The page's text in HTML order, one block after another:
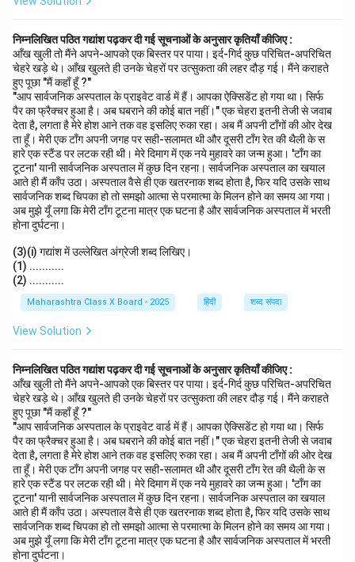
निम्नलिखित पठित गद्यांश पढ़कर दी गई सूचनाओं के अनुसार कृतियाँ कीजिए :
आँख खुली तो मैंने अपने-आपको एक बिस्तर पर पाया। इर्द-गिर्द कुछ परिचित-अपरिचित
चेहरे खड़े थे। आँख खुलते ही उनके चेहरों पर उत्सुकता की लहर दौड़ गई। मैंने कराहते
हुए पूछा "मैं कहाँ हूँ ?"
"आप सार्वजनिक अस्पताल के प्राइवेट वार्ड में हैं। आपका ऐक्सिडेंट हो गया था। सिर्फ
पैर का फ्रैक्चर हुआ है। अब घबराने की कोई बात नहीं।" एक चेहरा इतनी तेजी से जवाब
देता है, लगता है मेरे होश आने तक वह इसलिए रुका रहा। अब मैं अपनी टाँगों की ओर देख
ता हूँ। मेरी एक टाँग अपनी जगह पर सही-सलामत थी और दूसरी टाँग रेत की थैली के स
हारे एक स्टैंड पर लटक रही थी। मेरे दिमाग में एक नये मुहावरे का जन्म हुआ। 'टाँग का
टूटना' यानी सार्वजनिक अस्पताल में कुछ दिन रहना। सार्वजनिक अस्पताल का खयाल
आते ही मैं काँप उठा। अस्पताल वैसे ही एक खतरनाक शब्द होता है, फिर यदि उसके साथ
सार्वजनिक शब्द चिपका हो तो समझो आत्मा से परमात्मा के मिलन होने का समय आ गया।
अब मुझे यूँ लगा कि मेरी टाँग टूटना मात्र एक घटना है और सार्वजनिक अस्पताल में भरती
होना दुर्घटना।
(3)(i) गद्यांश में उल्लेखित अंग्रेजी शब्द लिखिए।
(1) ...........
(2) ...........
Maharashtra Class X Board - 2025 हिंदी शब्द संपदा
View Solution
निम्नलिखित पठित गद्यांश पढ़कर दी गई सूचनाओं के अनुसार कृतियाँ कीजिए :
आँख खुली तो मैंने अपने-आपको एक बिस्तर पर पाया। इर्द-गिर्द कुछ परिचित-अपरिचित
चेहरे खड़े थे। आँख खुलते ही उनके चेहरों पर उत्सुकता की लहर दौड़ गई। मैंने कराहते
हुए पूछा "मैं कहाँ हूँ ?"
"आप सार्वजनिक अस्पताल के प्राइवेट वार्ड में हैं। आपका ऐक्सिडेंट हो गया था। सिर्फ
पैर का फ्रैक्चर हुआ है। अब घबराने की कोई बात नहीं।" एक चेहरा इतनी तेजी से जवाब
देता है, लगता है मेरे होश आने तक वह इसलिए रुका रहा। अब मैं अपनी टाँगों की ओर देख
ता हूँ। मेरी एक टाँग अपनी जगह पर सही-सलामत थी और दूसरी टाँग रेत की थैली के स
हारे एक स्टैंड पर लटक रही थी। मेरे दिमाग में एक नये मुहावरे का जन्म हुआ। 'टाँग का
टूटना' यानी सार्वजनिक अस्पताल में कुछ दिन रहना। सार्वजनिक अस्पताल का खयाल
आते ही मैं काँप उठा। अस्पताल वैसे ही एक खतरनाक शब्द होता है, फिर यदि उसके साथ
सार्वजनिक शब्द चिपका हो तो समझो आत्मा से परमात्मा के मिलन होने का समय आ गया।
अब मुझे यूँ लगा कि मेरी टाँग टूटना मात्र एक घटना है और सार्वजनिक अस्पताल में भरती
होना दुर्घटना।